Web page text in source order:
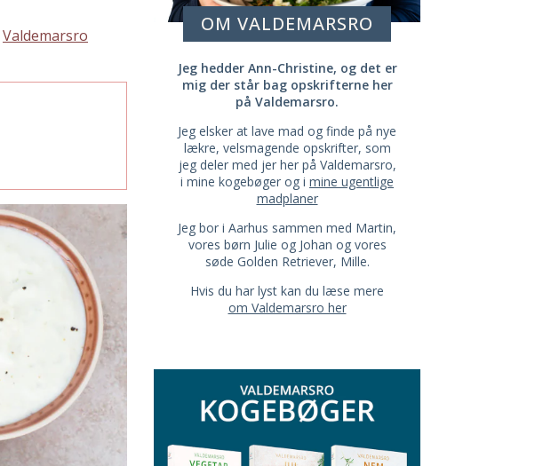
Valdemarsro
OM VALDEMARSRO
Jeg hedder Ann-Christine, og det er
mig der står bag opskrifterne her
på Valdemarsro.
Jeg elsker at lave mad og finde på nye
lækre, velsmagende opskrifter, som
jeg deler med jer her på Valdemarsro,
i mine kogebøger og i mine ugentlige
madplaner
Jeg bor i Aarhus sammen med Martin,
vores børn Julie og Johan og vores
søde Golden Retriever, Mille.
Hvis du har lyst kan du læse mere
om Valdemarsro her